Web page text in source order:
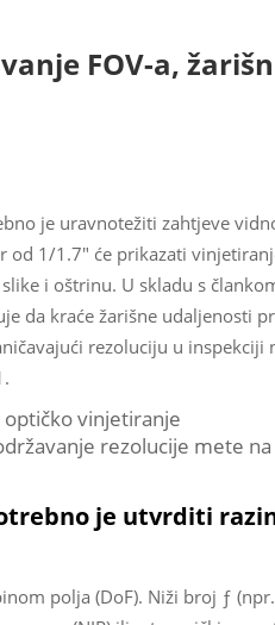
FOV-a,
je uravnotežiti zahtjeve
od 1/1.7" će prikazati
i oštrinu. U skladu s
da kraće žarišne udaljenosti
rezoluciju u inspekciji
optičko vinjetiranje
rezolucije mete
je utvrditi
polja (DoF). Niži broj ƒ